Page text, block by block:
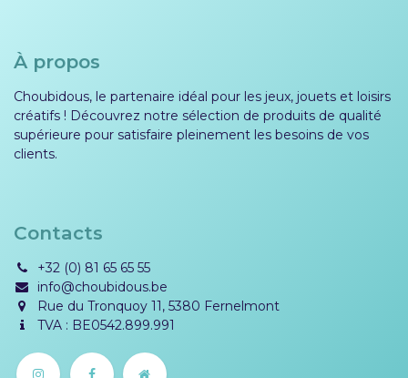
À propos
Choubidous, le partenaire idéal pour les jeux, jouets et loisirs
créatifs ! Découvrez notre sélection de produits de qualité
supérieure pour satisfaire pleinement les besoins de vos
clients.
Contacts
+32 (0) 81 65 65 55
info@choubidous.be
Rue du Tronquoy 11, 5380 Fernelmont
TVA : BE0542.899.991